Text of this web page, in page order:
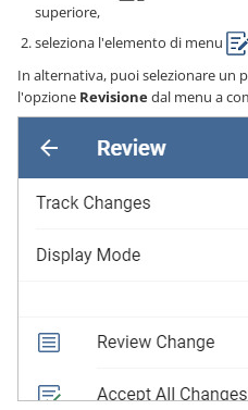
superiore,
seleziona l'elemento di menu
In alternativa, puoi selezionare un
l'opzione Revisionedal menu a